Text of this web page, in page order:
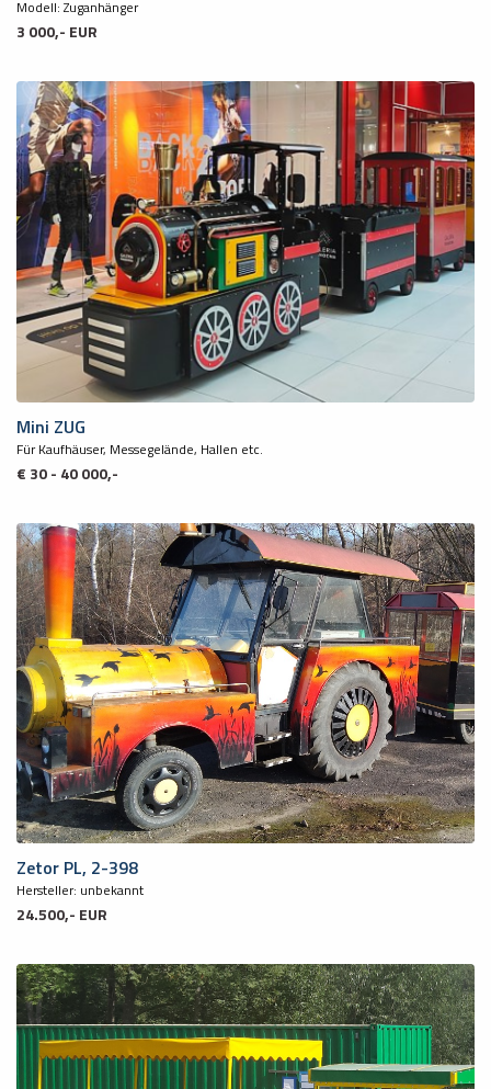
Modell: Zuganhänger
3 000,- EUR
Mini ZUG
Für Kaufhäuser, Messegelände, Hallen etc.
€ 30 - 40 000,-
Zetor PL, 2-398
Hersteller: unbekannt
24.500,- EUR